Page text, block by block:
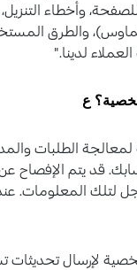
للصفحة، وأخطاء
والطرق
لدينا."
ع
الطلبات
قد يتم الإفصاح
لتلك المعلومات.
لإرسال تحديثات